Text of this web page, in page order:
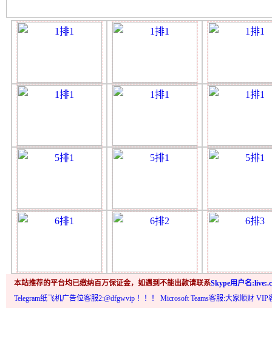
本站推荐的平台均已缴纳百万保证金，如遇到不能出款请联系Skype用户名
Telegram纸飞机广告位客服2:@dfgwvip ！！！ Microsoft Teams客服:大家顺财 VIP